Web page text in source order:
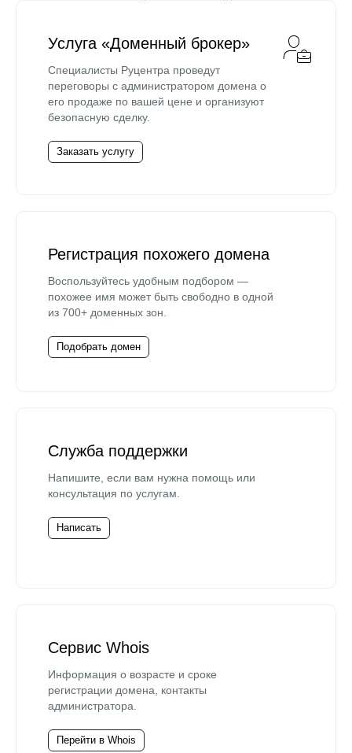
Услуга «Доменный брокер»
Специалисты Руцентра проведут
переговоры с администратором домена о
его продаже по вашей цене и организуют
безопасную сделку.
Заказать услугу
Регистрация похожего домена
Воспользуйтесь удобным подбором —
похожее имя может быть свободно в одной
из 700+ доменных зон.
Подобрать домен
Служба поддержки
Напишите, если вам нужна помощь или
консультация по услугам.
Написать
Сервис Whois
Информация о возрасте и сроке
регистрации домена, контакты
администратора.
Перейти в Whois